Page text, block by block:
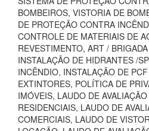
BOMBEIROS, VISTORIA DE
DE PROTEÇÃO CONTRA
CONTROLE DE MATERIAIS DE
REVESTIMENTO, ART /
INSTALAÇÃO DE HIDRANTES /
INCÊNDIO, INSTALAÇÃO DE
EXTINTORES, POLÍTICA DE
IMÓVEIS, LAUDO DE
RESIDENCIAIS, LAUDO DE
COMERCIAIS, LAUDO DE